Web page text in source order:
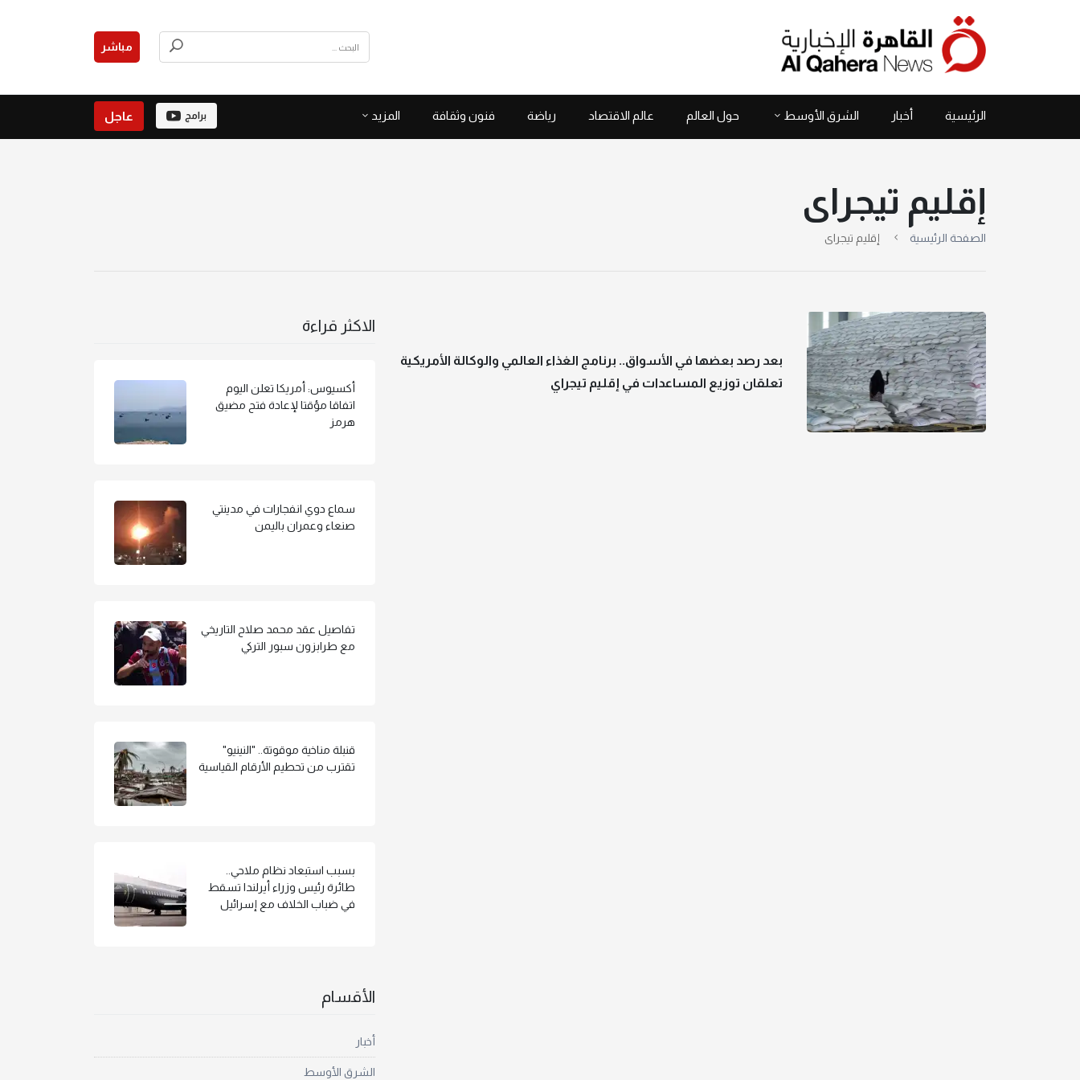
مباشر
الرئيسية أخبار الشرق الأوسط حول العالم عالم الاقتصاد رياضة فنون وثقافة المزيد برامج عاجل
إقليم تيجراى
الصفحة الرئيسية إقليم تيجراى
بعد رصد بعضها في الأسواق.. برنامج الغذاء العالمي والوكالة الأمريكية
تعلقان توزيع المساعدات في إقليم تيجراي
الاكثر قراءة
أكسيوس: أمريكا تعلن اليوم
اتفاقا مؤقتا لإعادة فتح مضيق
هرمز
سماع دوي انفجارات في مدينتي
صنعاء وعمران باليمن
تفاصيل عقد محمد صلاح التاريخي
مع طرابزون سبور التركي
قنبلة مناخية موقوتة.. "النينيو"
تقترب من تحطيم الأرقام القياسية
بسبب استبعاد نظام ملاحي..
طائرة رئيس وزراء أيرلندا تسقط
في ضباب الخلاف مع إسرائيل
الأقسام
أخبار
الشرق الأوسط